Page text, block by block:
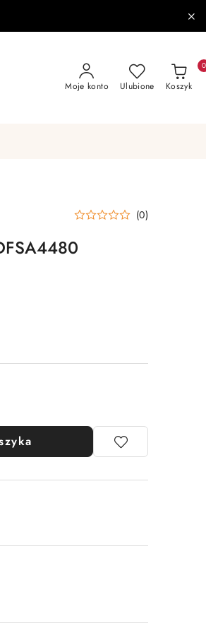
Moje konto Ulubione Koszyk
0
(0)